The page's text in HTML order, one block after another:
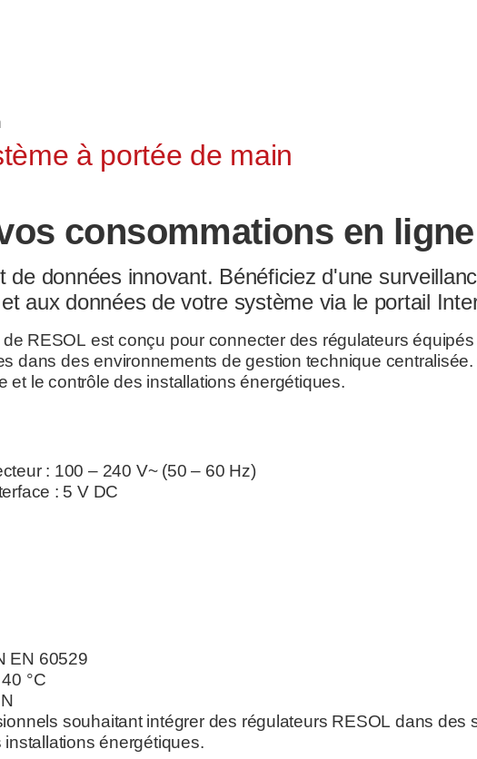
à portée de main
consommations en ligne
données innovant. Bénéficiez d'une
aux données de votre système via le portail
de RESOL est conçu pour connecter des régulateurs
dans des environnements de gestion technique
et le contrôle des installations énergétiques.
: 100 – 240 V~ (50 – 60 Hz)
: 5 V DC
EN 60529
°C
souhaitant intégrer des régulateurs RESOL dans
énergétiques.